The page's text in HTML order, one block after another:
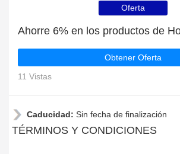
Oferta
Obtener Oferta
11 Vistas
Caducidad: Sin fecha de finalización
TÉRMINOS Y CONDICIONES